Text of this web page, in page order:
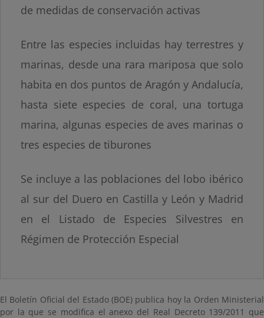
de medidas de conservación activas
Entre las especies incluidas hay terrestres y
marinas, desde una rara mariposa que solo
habita en dos puntos de Aragón y Andalucía,
hasta siete especies de coral, una tortuga
marina, algunas especies de aves marinas o
tres especies de tiburones
Se incluye a las poblaciones del lobo ibérico
al sur del Duero en Castilla y León y Madrid
en el Listado de Especies Silvestres en
Régimen de Protección Especial
El Boletín Oficial del Estado (BOE) publica hoy la Orden Ministerial
por la que se modifica el anexo del Real Decreto 139/2011 que